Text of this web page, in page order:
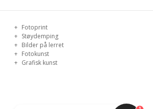
Fotoprint
Støydemping
Bilder på lerret
Fotokunst
Grafisk kunst